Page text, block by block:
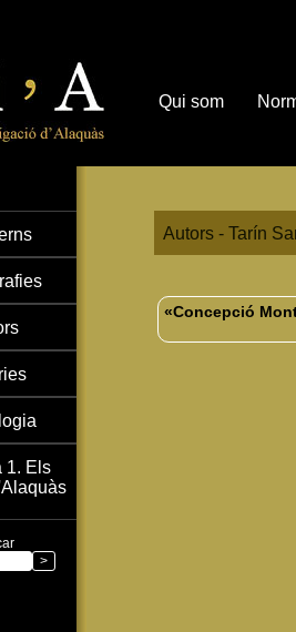
1. Els
Autors - Tarín
«Concepció
Qui som